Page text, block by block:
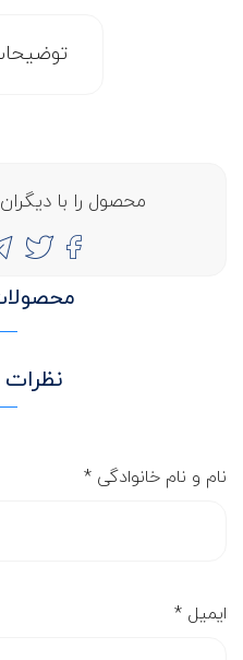
محصول را با
نظرات
نام و نام خانوادگی *
ایمیل *